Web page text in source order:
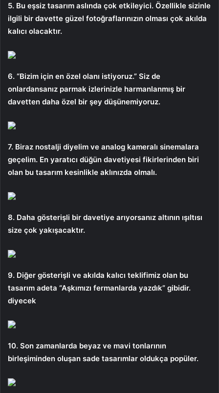
5. Bu eşsiz tasarım aslında çok etkileyici. Özellikle sizinle
ilgili bir davette güzel fotoğraflarınızın olması çok akılda
kalıcı olacaktır.
6. “Bizim için en özel olanı istiyoruz.” Siz de
onlardansanız parmak izlerinizle harmanlanmış bir
davetten daha özel bir şey düşünemiyoruz.
7. Biraz nostalji diyelim ve analog kameralı sinemalara
geçelim. En yaratıcı düğün davetiyesi fikirlerinden biri
olan bu tasarım kesinlikle aklınızda olmalı.
8. Daha gösterişli bir davetiye arıyorsanız altının ışıltısı
size çok yakışacaktır.
9. Diğer gösterişli ve akılda kalıcı teklifimiz olan bu
tasarım adeta “Aşkımızı fermanlarda yazdık” gibidir.
diyecek
10. Son zamanlarda beyaz ve mavi tonlarının
birleşiminden oluşan sade tasarımlar oldukça popüler.